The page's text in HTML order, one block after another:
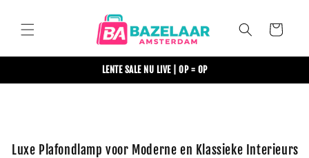
content
Winkelwagen
LENTE SALE NU LIVE | OP = OP
Luxe Plafondlamp voor Moderne en Klassieke Interieurs